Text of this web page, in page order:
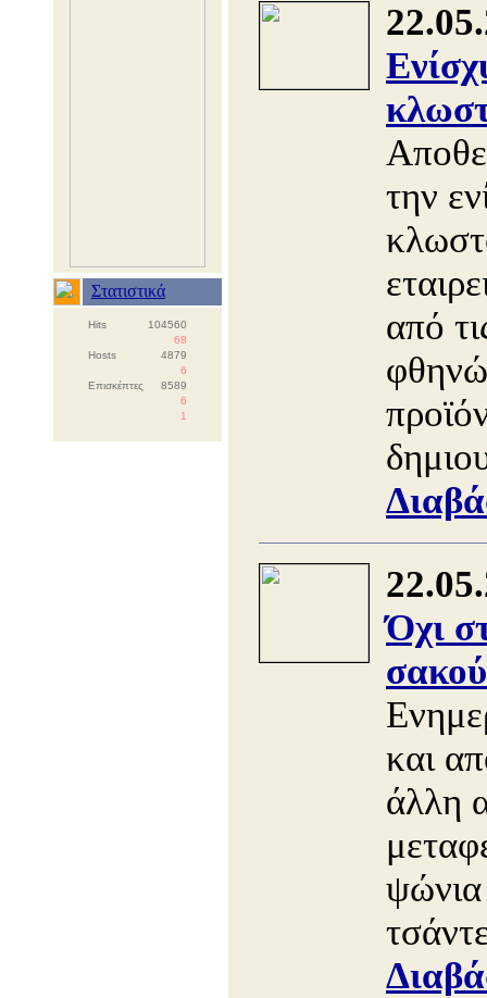
Στατιστικά
Hits
104560
68
Hosts
4879
6
Επισκέπτες
8589
6
1
την
από
Όχι
και
άλλη
ψώνια